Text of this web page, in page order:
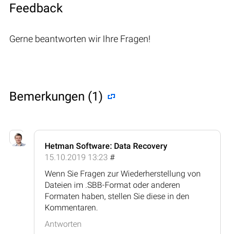
Feedback
Gerne beantworten wir Ihre Fragen!
Bemerkungen (1)
Hetman Software: Data Recovery
15.10.2019 13:23 #
Wenn Sie Fragen zur Wiederherstellung von
Dateien im .SBB-Format oder anderen
Formaten haben, stellen Sie diese in den
Kommentaren.
Antworten